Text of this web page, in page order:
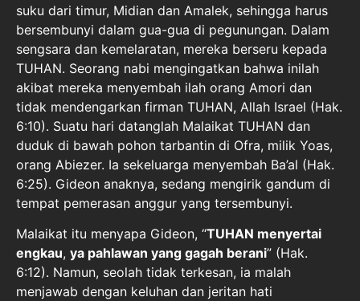
suku dari timur, Midian dan Amalek, sehingga harus
bersembunyi dalam gua-gua di pegunungan. Dalam
sengsara dan kemelaratan, mereka berseru kepada
TUHAN. Seorang nabi mengingatkan bahwa inilah
akibat mereka menyembah ilah orang Amori dan
tidak mendengarkan firman TUHAN, Allah Israel (Hak.
6:10). Suatu hari datanglah Malaikat TUHAN dan
duduk di bawah pohon tarbantin di Ofra, milik Yoas,
orang Abiezer. Ia sekeluarga menyembah Ba’al (Hak.
6:25). Gideon anaknya, sedang mengirik gandum di
tempat pemerasan anggur yang tersembunyi.
Malaikat itu menyapa Gideon, “TUHAN menyertai
engkau, ya pahlawan yang gagah berani” (Hak.
6:12). Namun, seolah tidak terkesan, ia malah
menjawab dengan keluhan dan jeritan hati